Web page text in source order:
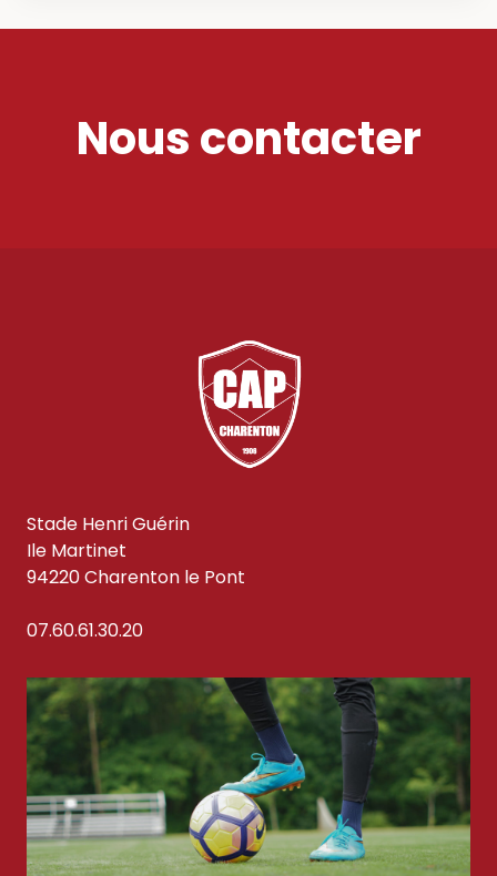
Nous contacter
Stade Henri Guérin
Ile Martinet
94220 Charenton le Pont
07.60.61.30.20